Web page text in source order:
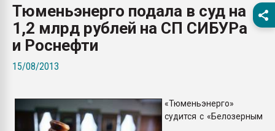
Подмосковье, Москва
28.07.2026
первый план в
ПЕРЕЙТИ НА
Тюменьэнерго подала в суд на
1,2 млрд рублей на СП СИБУРа
и Роснефти
15/08/2013
«Тюменьэнерго»
судится с «Белозерным